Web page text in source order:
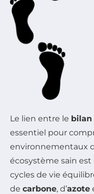
Le lien entre le bilan
essentiel pour
environnementaux
écosystème sain
cycles de vie
de carbone, d’azote